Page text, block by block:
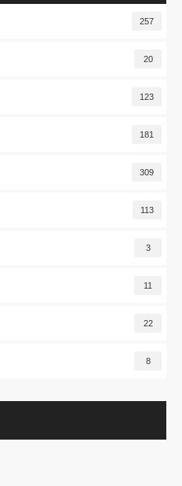
257
20
123
181
309
113
3
11
22
8